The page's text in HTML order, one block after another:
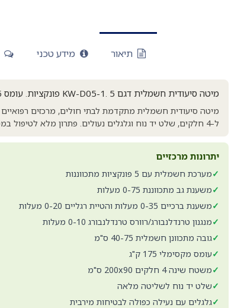
תיאור מידע טכני
מיטה סיעודית חשמלית דגם KW-D05-1. 5 פונקציות. עומס 175 ק"ג. לבית ולמוסד
ל-4 חלקים, שלט יד נוח וגלגלים נעולים. פתרון מלא לטיפול במטופלים הזקוקים לסיוע ממושך.
יתרונות מרכזיים
✓מערכת חשמלית עם 5 פונקציות מתכווננות
✓משענת גב מתכווננת 0-75 מעלות
✓משענת ברכיים 0-35 מעלות והטיית רגליים 0-20 מעלות
✓מנגנון טרנדלנבורג/רוורס טרנדלנבורג 0-10 מעלות
✓גובה מתכוונן חשמלית 40-75 ס"מ
✓עומס מקסימלי 175 ק"ג
✓משטח שינה 4 חלקים 200x90 ס"מ
✓שלט יד נוח לשליטה מלאה
✓גלגלים עם נעילה כפולה לבטיחות מירבית